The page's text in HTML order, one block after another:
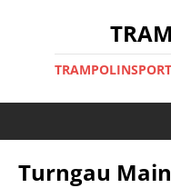
Turngau